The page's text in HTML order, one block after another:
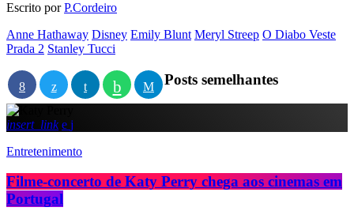
Escrito porP.Cordeiro
Anne Hathaway Disney Emily Blunt Meryl Streep O Diabo Veste
Prada 2 Stanley Tucci
Posts semelhantes
insert_link
Entretenimento
Filme-concerto de Katy Perry chega aos cinemas em
Portugal